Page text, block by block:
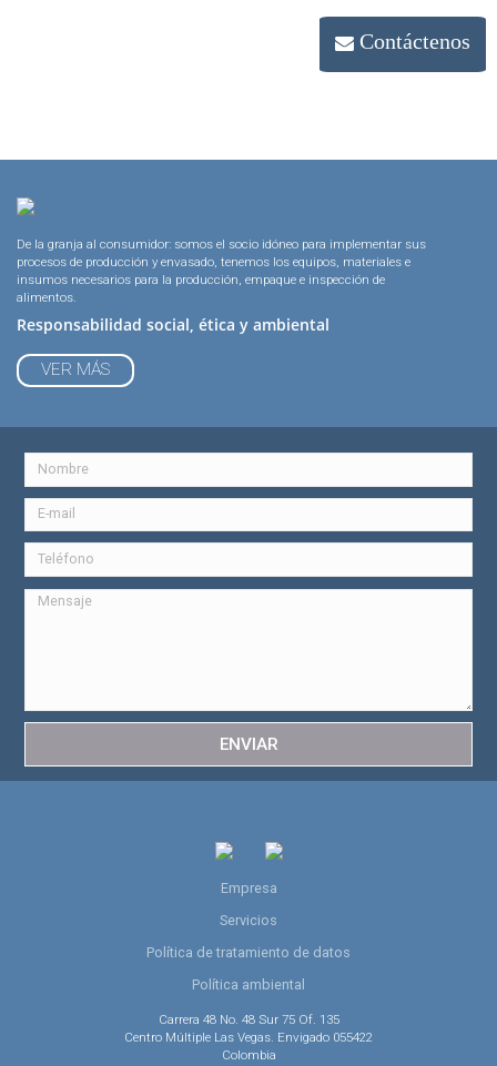
Contáctenos
De la granja al consumidor: somos el socio idóneo para implementar sus
procesos de producción y envasado, tenemos los equipos, materiales e
insumos necesarios para la producción, empaque e inspección de
alimentos.
Responsabilidad social, ética y ambiental
VER MÁS
ENVIAR
Empresa
Servicios
Política de tratamiento de datos
Política ambiental
Carrera 48 No. 48 Sur 75 Of. 135
Centro Múltiple Las Vegas. Envigado 055422
Colombia